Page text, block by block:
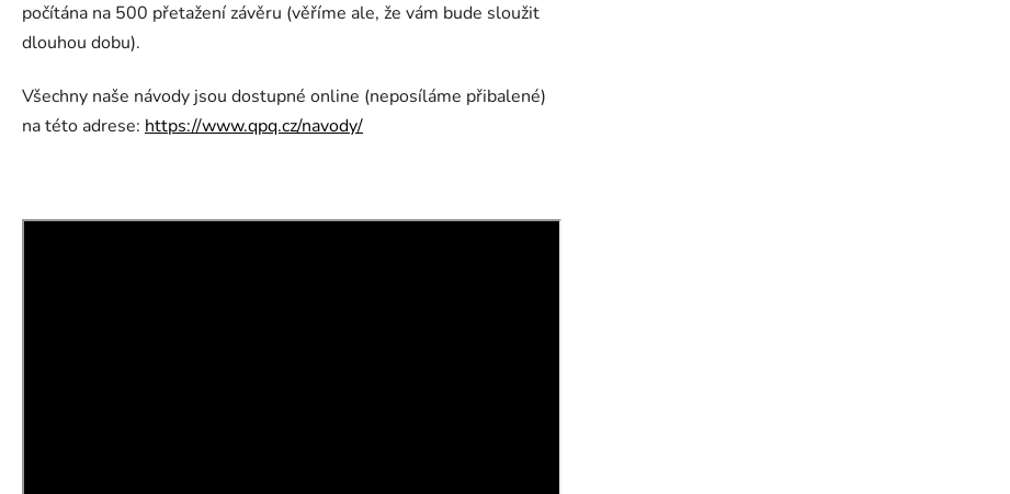
počítána na 500 přetažení závěru (věříme ale, že vám bude sloužit
dlouhou dobu).
Všechny naše návody jsou dostupné online (neposíláme přibalené)
na této adrese: https://www.qpq.cz/navody/